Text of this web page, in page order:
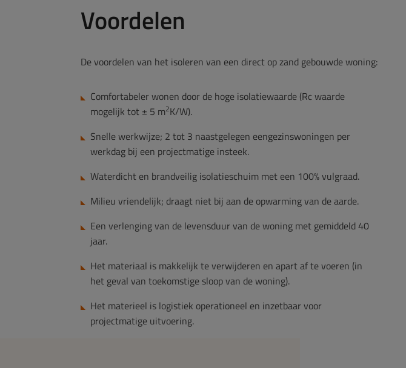
Voordelen
De voordelen van het isoleren van een direct op zand gebouwde woning:
Comfortabeler wonen door de hoge isolatiewaarde (Rc waarde
mogelijk tot ± 5 m2K/W).
Snelle werkwijze; 2 tot 3 naastgelegen eengezinswoningen per
werkdag bij een projectmatige insteek.
Waterdicht en brandveilig isolatieschuim met een 100% vulgraad.
Milieu vriendelijk; draagt niet bij aan de opwarming van de aarde.
Een verlenging van de levensduur van de woning met gemiddeld 40
jaar.
Het materiaal is makkelijk te verwijderen en apart af te voeren (in
het geval van toekomstige sloop van de woning).
Het materieel is logistiek operationeel en inzetbaar voor
projectmatige uitvoering.